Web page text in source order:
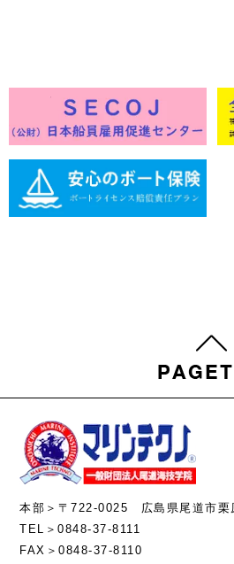
本部＞〒722-0025 広島県尾道市栗
TEL＞0848-37-8111
FAX＞0848-37-8110